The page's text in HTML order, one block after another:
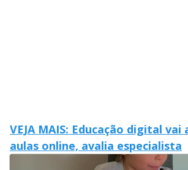
VEJA MAIS: Educação digital vai
aulas online, avalia especialista